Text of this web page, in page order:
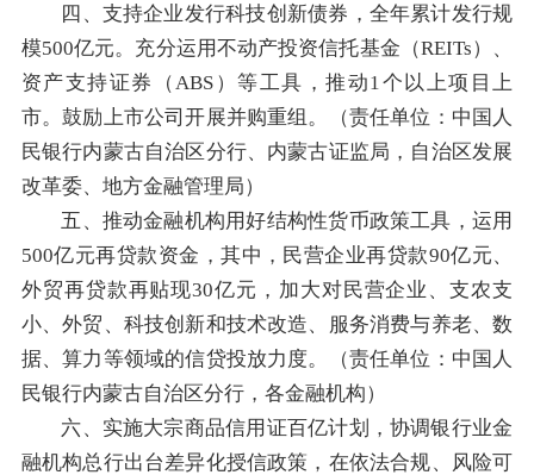
四、支持企业发行科技创新债券，全年累计发行规
模500亿元。充分运用不动产投资信托基金（REITs）、
资产支持证券（ABS）等工具，推动1个以上项目上
市。鼓励上市公司开展并购重组。（责任单位：中国人
民银行内蒙古自治区分行、内蒙古证监局，自治区发展
改革委、地方金融管理局）
五、推动金融机构用好结构性货币政策工具，运用
500亿元再贷款资金，其中，民营企业再贷款90亿元、
外贸再贷款再贴现30亿元，加大对民营企业、支农支
小、外贸、科技创新和技术改造、服务消费与养老、数
据、算力等领域的信贷投放力度。（责任单位：中国人
民银行内蒙古自治区分行，各金融机构）
六、实施大宗商品信用证百亿计划，协调银行业金
融机构总行出台差异化授信政策，在依法合规、风险可